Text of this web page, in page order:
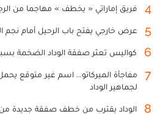
4 فريق إماراتي « يخطف » مهاجما من
5 عرض خارجي يفتح باب الرحيل أمام نجم
6 كواليس تعثر صفقة الوداد الضخمة
7
مفاجأة الميركاتو... اسم غير متوقع
لجماهير الوداد
8 الوداد يقترب من خطف صفقة جديدة من